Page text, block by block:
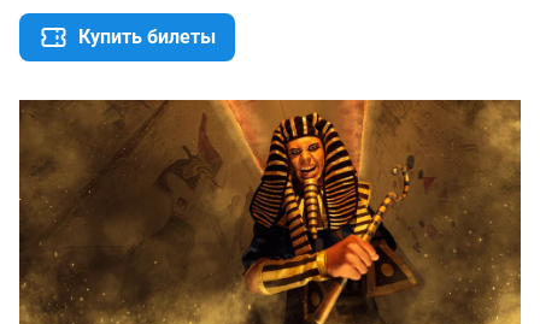
Купить билеты